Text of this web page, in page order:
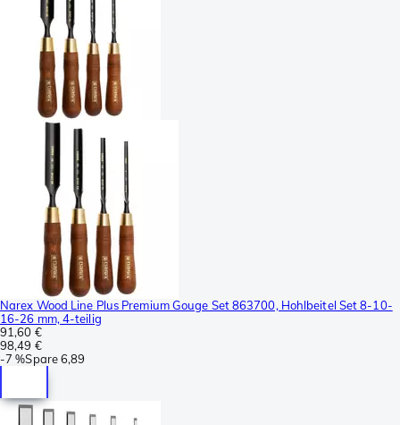
Narex Wood Line Plus Premium Gouge Set 863700, Hohlbeitel Set 8-10-
16-26 mm, 4-teilig
91,60 €
98,49 €
-7 %Spare6,89